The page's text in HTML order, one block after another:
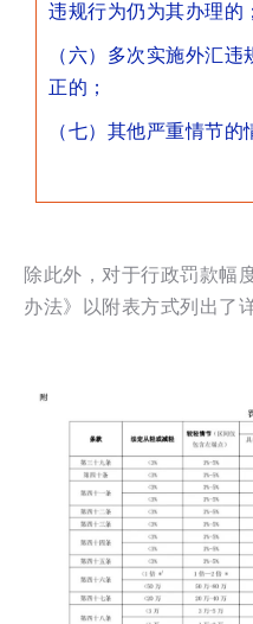
违规行为仍为其办理的；
（六）多次实施外汇
正的；
（七）其他严重情节的
除此外，对于行政罚款幅
办法》以附表方式列出了